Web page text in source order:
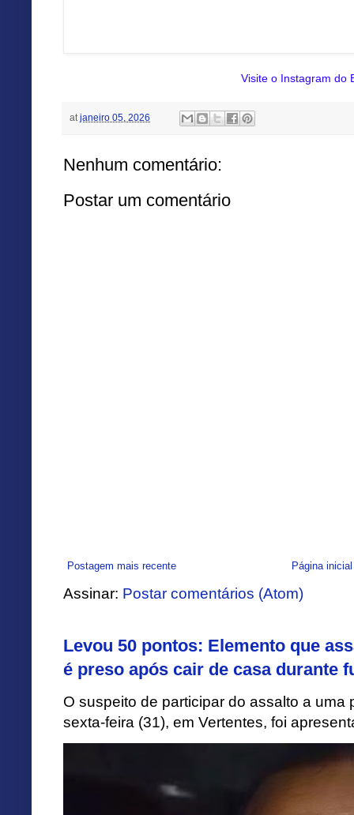
Visite o Instagram do
at janeiro 05, 2026
Nenhum comentário:
Postar um comentário
Postagem mais recente Página inicial
Assinar: Postar comentários (Atom)
Levou 50 pontos: Elemento que
é preso após cair de casa durante
O suspeito de participar do assalto a uma
sexta-feira (31), em Vertentes, foi